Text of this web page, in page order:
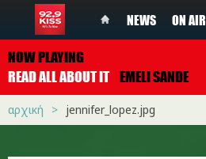
NEWS ON AIR
NOW PLAYING
READ ALL ABOUT IT EMELI SANDE
αρχική jennifer_lopez.jpg